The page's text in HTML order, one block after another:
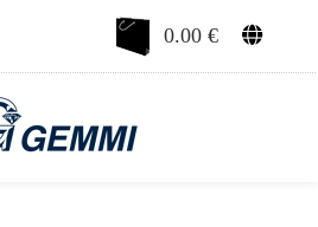
0.00€